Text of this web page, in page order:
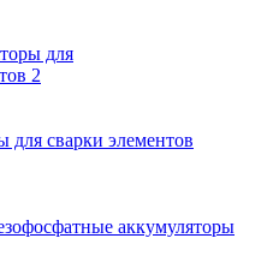
для
2
для сварки элементов
аккумуляторы